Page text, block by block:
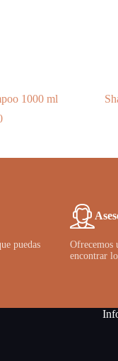
1000 ml
puedas
Ofrecemos
encontrar